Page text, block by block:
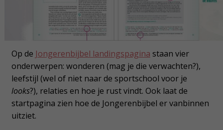
Op de Jongerenbijbel landingspagina staan vier
onderwerpen: wonderen (mag je die verwachten?),
leefstijl (wel of niet naar de sportschool voor je
looks?), relaties en hoe je rust vindt. Ook laat de
startpagina zien hoe de Jongerenbijbel er vanbinnen
uitziet.